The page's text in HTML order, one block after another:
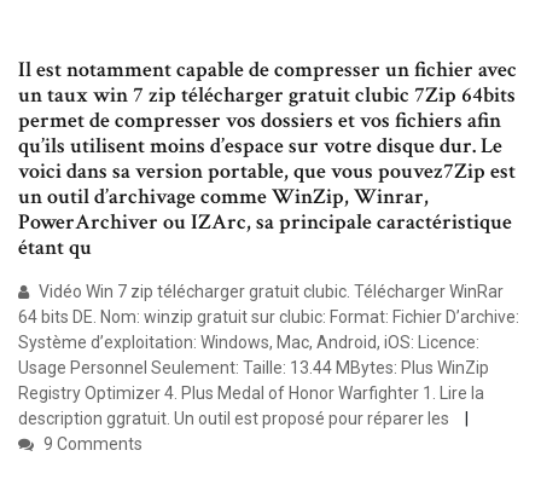
Il est notamment capable de compresser un fichier avec
un taux win 7 zip télécharger gratuit clubic 7Zip 64bits
permet de compresser vos dossiers et vos fichiers afin
qu’ils utilisent moins d’espace sur votre disque dur. Le
voici dans sa version portable, que vous pouvez7Zip est
un outil d’archivage comme WinZip, Winrar,
PowerArchiver ou IZArc, sa principale caractéristique
étant qu
Vidéo Win 7 zip télécharger gratuit clubic. Télécharger WinRar
64 bits DE. Nom: winzip gratuit sur clubic: Format: Fichier D’archive:
Système d’exploitation: Windows, Mac, Android, iOS: Licence:
Usage Personnel Seulement: Taille: 13.44 MBytes: Plus WinZip
Registry Optimizer 4. Plus Medal of Honor Warfighter 1. Lire la
description ggratuit. Un outil est proposé pour réparer les
9 Comments